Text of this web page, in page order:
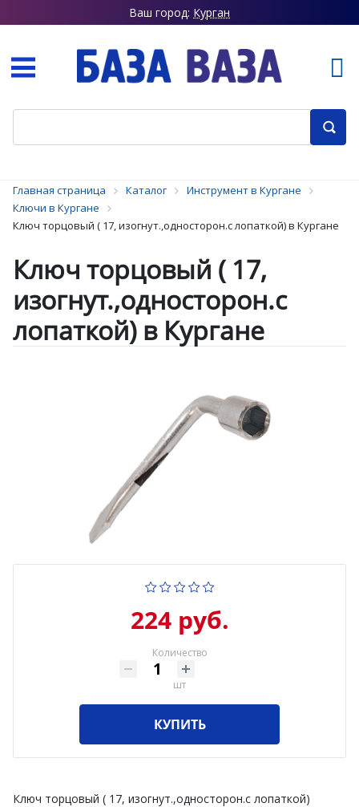
Ваш город: Курган
Главная страница Каталог
Инструмент в Кургане
Ключи в Кургане
Ключ торцовый ( 17, изогнут.,односторон.с лопаткой) в Кургане
Ключ торцовый ( 17,
изогнут.,односторон.с
лопаткой) в Кургане
224 руб.
Количество
шт
КУПИТЬ
Ключ торцовый ( 17, изогнут.,односторон.с лопаткой)